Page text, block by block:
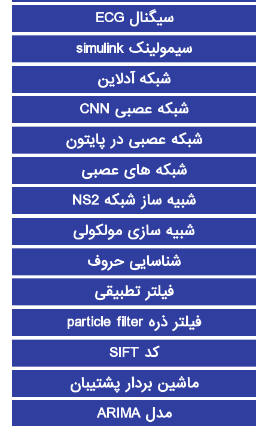
سیگنال ECG
سیمولینک simulink
شبکه آدلاین
شبکه عصبی CNN
شبکه عصبی در پایتون
شبکه های عصبی
شبیه ساز شبکه NS2
شبیه سازی مولکولی
شناسایی حروف
فیلتر تطبیقی
فیلتر ذره particle filter
کد SIFT
ماشین بردار پشتیبان
مدل ARIMA